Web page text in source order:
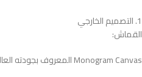
1. التصميم الخارجي
القماش:
Monogram Canvas المعروف بجودته العالية ومقاومته للخدوش والبلل